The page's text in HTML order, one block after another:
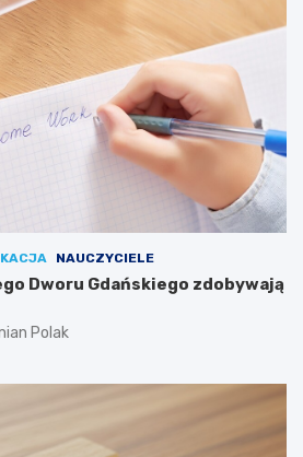
NAUCZYCIELE
Dworu Gdańskiego zdobywają
Polak